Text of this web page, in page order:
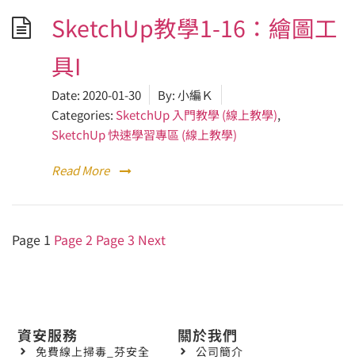
SketchUp教學1-16：繪圖工
具I
Date:2020-01-30 By:小編Ｋ
Categories: SketchUp 入門教學 (線上教學),
SketchUp 快速學習專區 (線上教學)
Read More
Page 1 Page2 Page3 Next
關於我們
公司簡介
資安服務
免費線上掃毒_芬安全